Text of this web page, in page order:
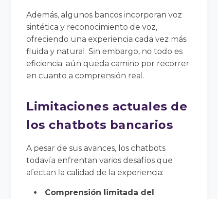
Además, algunos bancos incorporan voz
sintética y reconocimiento de voz,
ofreciendo una experiencia cada vez más
fluida y natural. Sin embargo, no todo es
eficiencia: aún queda camino por recorrer
en cuanto a comprensión real.
Limitaciones actuales de
los chatbots bancarios
A pesar de sus avances, los chatbots
todavía enfrentan varios desafíos que
afectan la calidad de la experiencia:
Comprensión limitada del